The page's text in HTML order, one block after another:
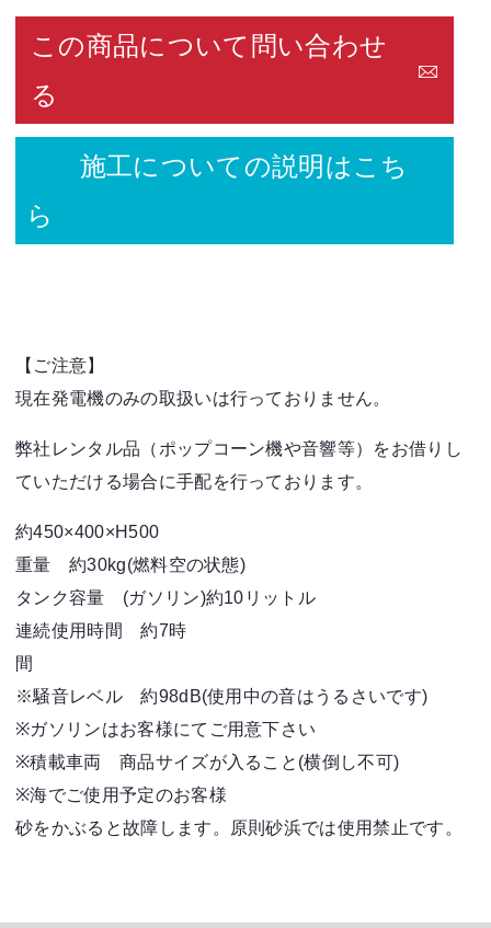
この商品について問い合わせ
る
施工についての説明はこち
ら
【ご注意】
現在発電機のみの取扱いは行っておりません。
弊社レンタル品（ポップコーン機や音響等）をお借りし
ていただける場合に手配を行っております。
約450×400×H500
重量 約30kg(燃料空の状態)
タンク容量 (ガソリン)約10リットル
連続使用時間 約7時
※騒音レベル 約98dB(使用中の音はうるさいです)
※ガソリンはお客様にてご用意下さい
※積載車両 商品サイズが入ること(横倒し不可)
※海でご使用予定のお客様
砂をかぶると故障します。原則砂浜では使用禁止です。